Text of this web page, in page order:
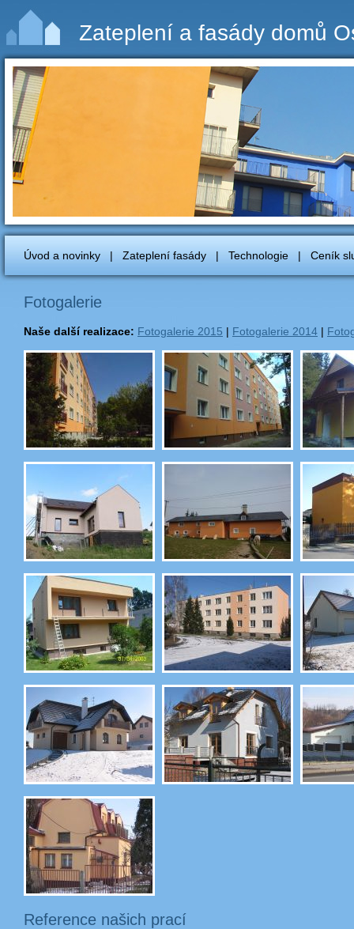
Zateplení a fasády domů
Úvod a novinky | Zateplení fasády | Technologie | Ceník
Fotogalerie
Naše další realizace: Fotogalerie 2015 | Fotogalerie 2014 |
Reference našich prací